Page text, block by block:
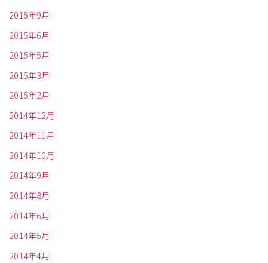
2015年9月
2015年6月
2015年5月
2015年3月
2015年2月
2014年12月
2014年11月
2014年10月
2014年9月
2014年8月
2014年6月
2014年5月
2014年4月